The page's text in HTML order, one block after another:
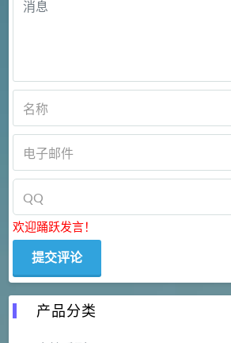
欢迎踊跃发言！
产品分类